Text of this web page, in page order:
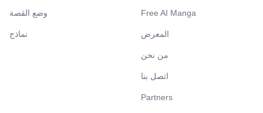
وضع القصة
نماذج
Free AI Manga
المعرض
من نحن
اتصل بنا
Partners